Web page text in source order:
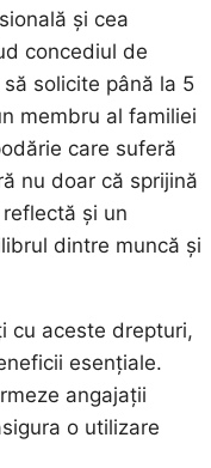
și cea
concediul de
solicite până la 5
membru al familiei
care suferă
nu doar că sprijină
și un
dintre muncă și
cu aceste drepturi,
esențiale.
angajații
o utilizare